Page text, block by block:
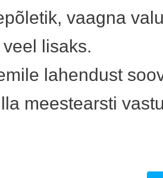
vaagna
lisaks.
lahendust
meestearsti